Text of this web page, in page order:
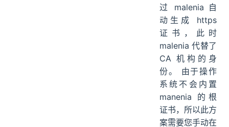
过 malenia 自
动生成 https
证书，此时
malenia 代替了
CA 机构的身
份。 由于操作
系统不会内置
manenia 的根
证书，所以此方
案需要您手动在